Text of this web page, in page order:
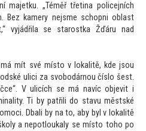
majetku. „Téměř třetina policejních
Bez kamery nejsme schopni oblast
vyjádřila se starostka Žďáru nad
mít své místo v lokalitě, kde jsou
ulici za svobodárnou číslo šest.
V ulicích se má navíc objevit i
Ti by patřili do stavu městské
Dbali by nato, aby byl v lokalitě
a nepotloukaly se místo toho po